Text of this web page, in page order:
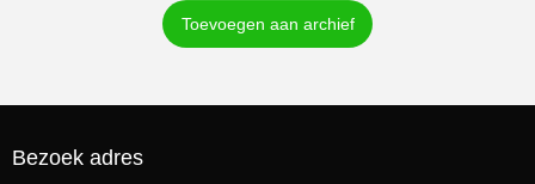
Toevoegen aan archief
Bezoek adres